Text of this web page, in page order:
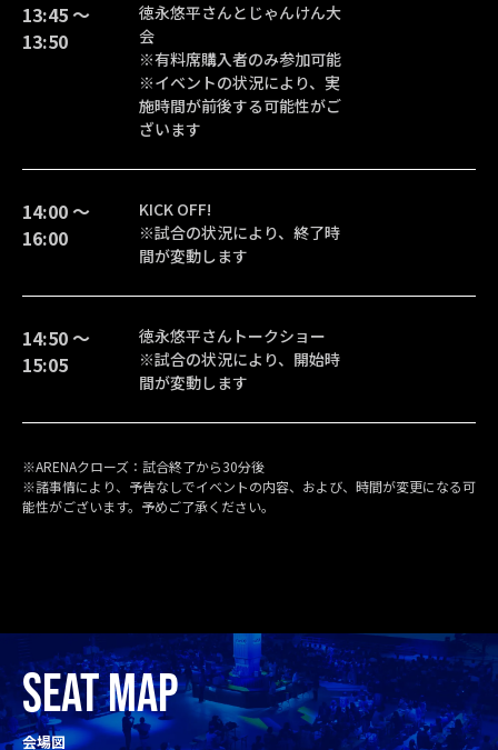
13:45 〜
13:50
徳永悠平さんとじゃんけん大
会
※有料席購入者のみ参加可能
※イベントの状況により、実
施時間が前後する可能性がご
ざいます
14:00 〜
16:00
KICK OFF!
※試合の状況により、終了時
間が変動します
14:50 〜
15:05
徳永悠平さんトークショー
※試合の状況により、開始時
間が変動します
※ARENAクローズ：試合終了から30分後
※諸事情により、予告なしでイベントの内容、および、時間が変更になる可
能性がございます。予めご了承ください。
SEAT MAP
会場図